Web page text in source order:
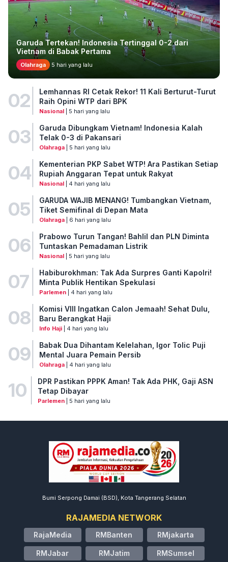
Garuda Tertekan! Indonesia Tertinggal 0-2 dari
Vietnam di Babak Pertama
Olahraga 5 hari yang lalu
02
Lemhannas RI Cetak Rekor! 11 Kali Berturut-Turut
Raih Opini WTP dari BPK
Nasional| 5 hari yang lalu
03
Garuda Dibungkam Vietnam! Indonesia Kalah
Telak 0-3 di Pakansari
Olahraga| 5 hari yang lalu
04
Kementerian PKP Sabet WTP! Ara Pastikan Setiap
Rupiah Anggaran Tepat untuk Rakyat
Nasional| 4 hari yang lalu
05
GARUDA WAJIB MENANG! Tumbangkan Vietnam,
Tiket Semifinal di Depan Mata
Olahraga| 6 hari yang lalu
06
Prabowo Turun Tangan! Bahlil dan PLN Diminta
Tuntaskan Pemadaman Listrik
Nasional| 5 hari yang lalu
07
Habiburokhman: Tak Ada Surpres Ganti Kapolri!
Minta Publik Hentikan Spekulasi
Parlemen| 4 hari yang lalu
08
Komisi VIII Ingatkan Calon Jemaah! Sehat Dulu,
Baru Berangkat Haji
Info Haji| 4 hari yang lalu
09
Babak Dua Dihantam Kelelahan, Igor Tolic Puji
Mental Juara Pemain Persib
Olahraga| 4 hari yang lalu
10
DPR Pastikan PPPK Aman! Tak Ada PHK, Gaji ASN
Tetap Dibayar
Parlemen| 5 hari yang lalu
Bumi Serpong Damai (BSD), Kota Tangerang Selatan
RAJAMEDIA NETWORK
RajaMedia RMBanten RMjakarta
RMJabar RMJatim RMSumsel